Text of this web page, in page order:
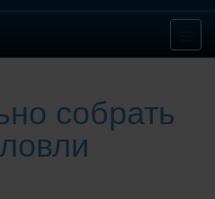
собрать